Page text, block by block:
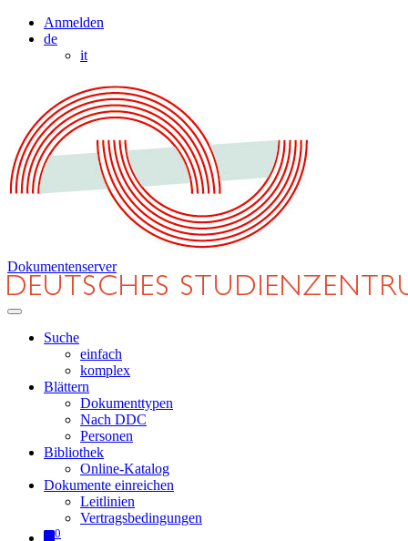
Anmelden
de
it
Dokumentenserver
Suche
einfach
komplex
Blättern
Dokumenttypen
Nach DDC
Personen
Bibliothek
Online-Katalog
Dokumente einreichen
Leitlinien
Vertragsbedingungen
0